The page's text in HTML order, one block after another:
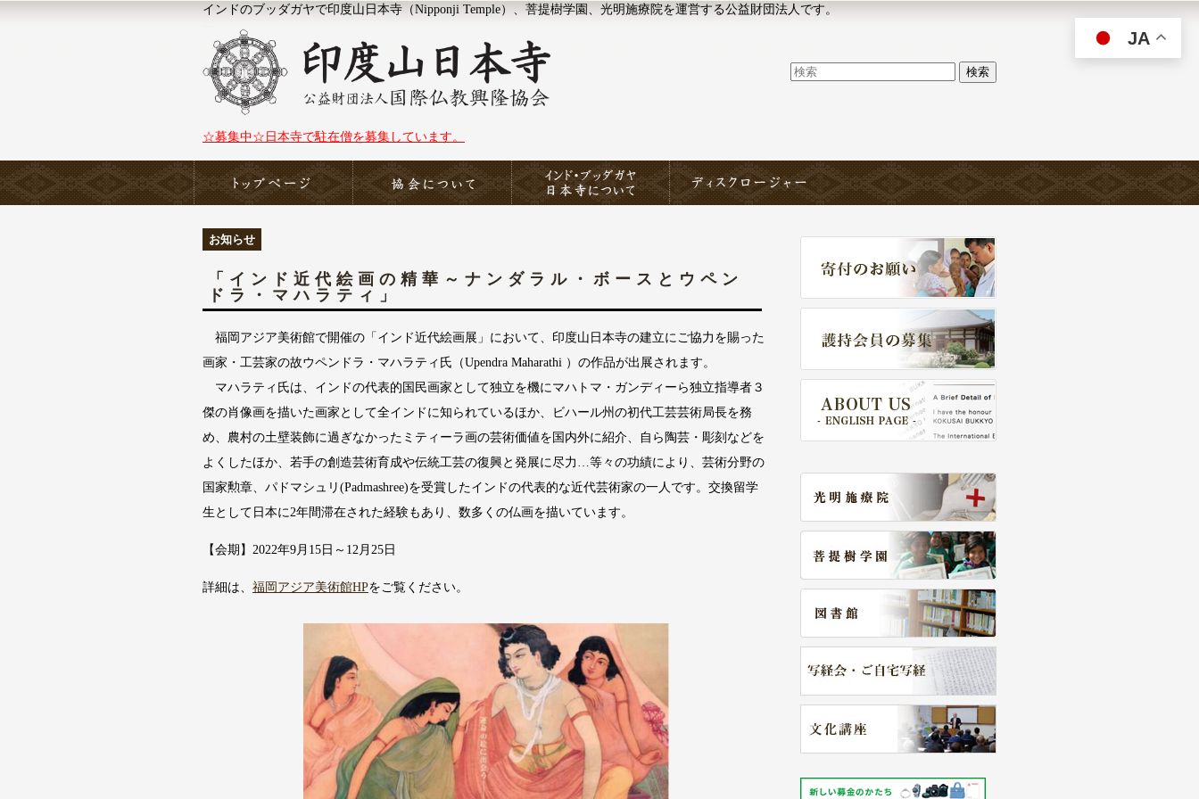
インドのブッダガヤで印度山日本寺（Nipponji Temple）、菩提樹学園、光明施療院を運営する公益財団法人です。
☆募集中☆日本寺で駐在僧を募集しています。
お知らせ
「インド近代絵画の精華～ナンダラル・ボースとウペン
ドラ・マハラティ」
福岡アジア美術館で開催の「インド近代絵画展」において、印度山日本寺の建立にご協力を賜った
画家・工芸家の故ウペンドラ・マハラティ氏（Upendra Maharathi ）の作品が出展されます。
マハラティ氏は、インドの代表的国民画家として独立を機にマハトマ・ガンディーら独立指導者３
傑の肖像画を描いた画家として全インドに知られているほか、ビハール州の初代工芸芸術局長を務
め、農村の土壁装飾に過ぎなかったミティーラ画の芸術価値を国内外に紹介、自ら陶芸・彫刻などを
よくしたほか、若手の創造芸術育成や伝統工芸の復興と発展に尽力…等々の功績により、芸術分野の
国家勲章、パドマシュリ(Padmashree)を受賞したインドの代表的な近代芸術家の一人です。交換留学
生として日本に2年間滞在された経験もあり、数多くの仏画を描いています。
【会期】2022年9月15日～12月25日
詳細は、 福岡アジア美術館HPをご覧ください。
JA